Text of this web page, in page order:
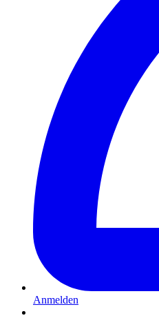
Anmelden